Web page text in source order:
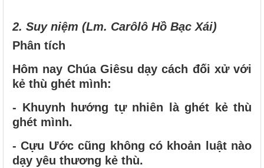
2. Suy niệm (Lm. Carôlô Hồ Bạc Xái)
Phân tích
Hôm nay Chúa Giêsu dạy cách đối xử với
kẻ thù ghét mình:
- Khuynh hướng tự nhiên là ghét kẻ thù
ghét mình.
- Cựu Ước cũng không có khoản luật nào
dạy yêu thương kẻ thù.